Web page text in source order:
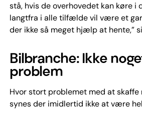
stå, hvis de overhovedet kan køre i
langtfra i alle tilfælde vil være et
der ikke så meget hjælp at hente,”
Bilbranche: Ikke
problem
Hvor stort problemet med at skaffe
synes der imidlertid ikke at være